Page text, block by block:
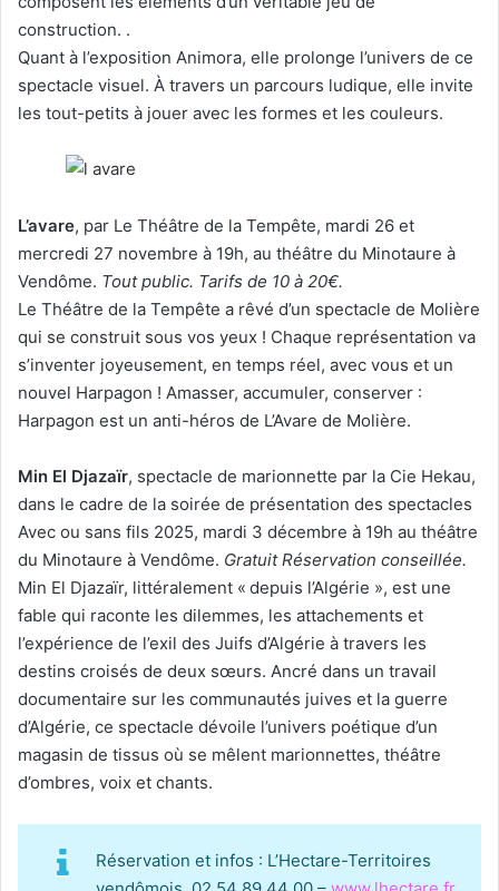
construction. .
Quant à l’exposition Animora, elle prolonge l’univers de ce
spectacle visuel. À travers un parcours ludique, elle invite
les tout-petits à jouer avec les formes et les couleurs.
L’avare, par Le Théâtre de la Tempête, mardi 26 et
mercredi 27 novembre à 19h, au théâtre du Minotaure à
Vendôme. Tout public. Tarifs de 10 à 20€.
Le Théâtre de la Tempête a rêvé d’un spectacle de Molière
qui se construit sous vos yeux ! Chaque représentation va
s’inventer joyeusement, en temps réel, avec vous et un
nouvel Harpagon ! Amasser, accumuler, conserver :
Harpagon est un anti-héros de L’Avare de Molière.
Min El Djazaïr, spectacle de marionnette par la Cie Hekau,
dans le cadre de la soirée de présentation des spectacles
Avec ou sans fils 2025, mardi 3 décembre à 19h au théâtre
du Minotaure à Vendôme. Gratuit Réservation conseillée.
Min El Djazaïr, littéralement « depuis l’Algérie », est une
fable qui raconte les dilemmes, les attachements et
l’expérience de l’exil des Juifs d’Algérie à travers les
destins croisés de deux sœurs. Ancré dans un travail
documentaire sur les communautés juives et la guerre
d’Algérie, ce spectacle dévoile l’univers poétique d’un
magasin de tissus où se mêlent marionnettes, théâtre
d’ombres, voix et chants.
Réservation et infos : L’Hectare-Territoires